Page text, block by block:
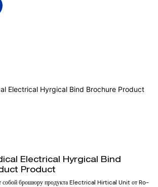
Electrical Hyrgical Bind
Product
собой брошюру продукта Electrical Hirtical Unit от Ro-